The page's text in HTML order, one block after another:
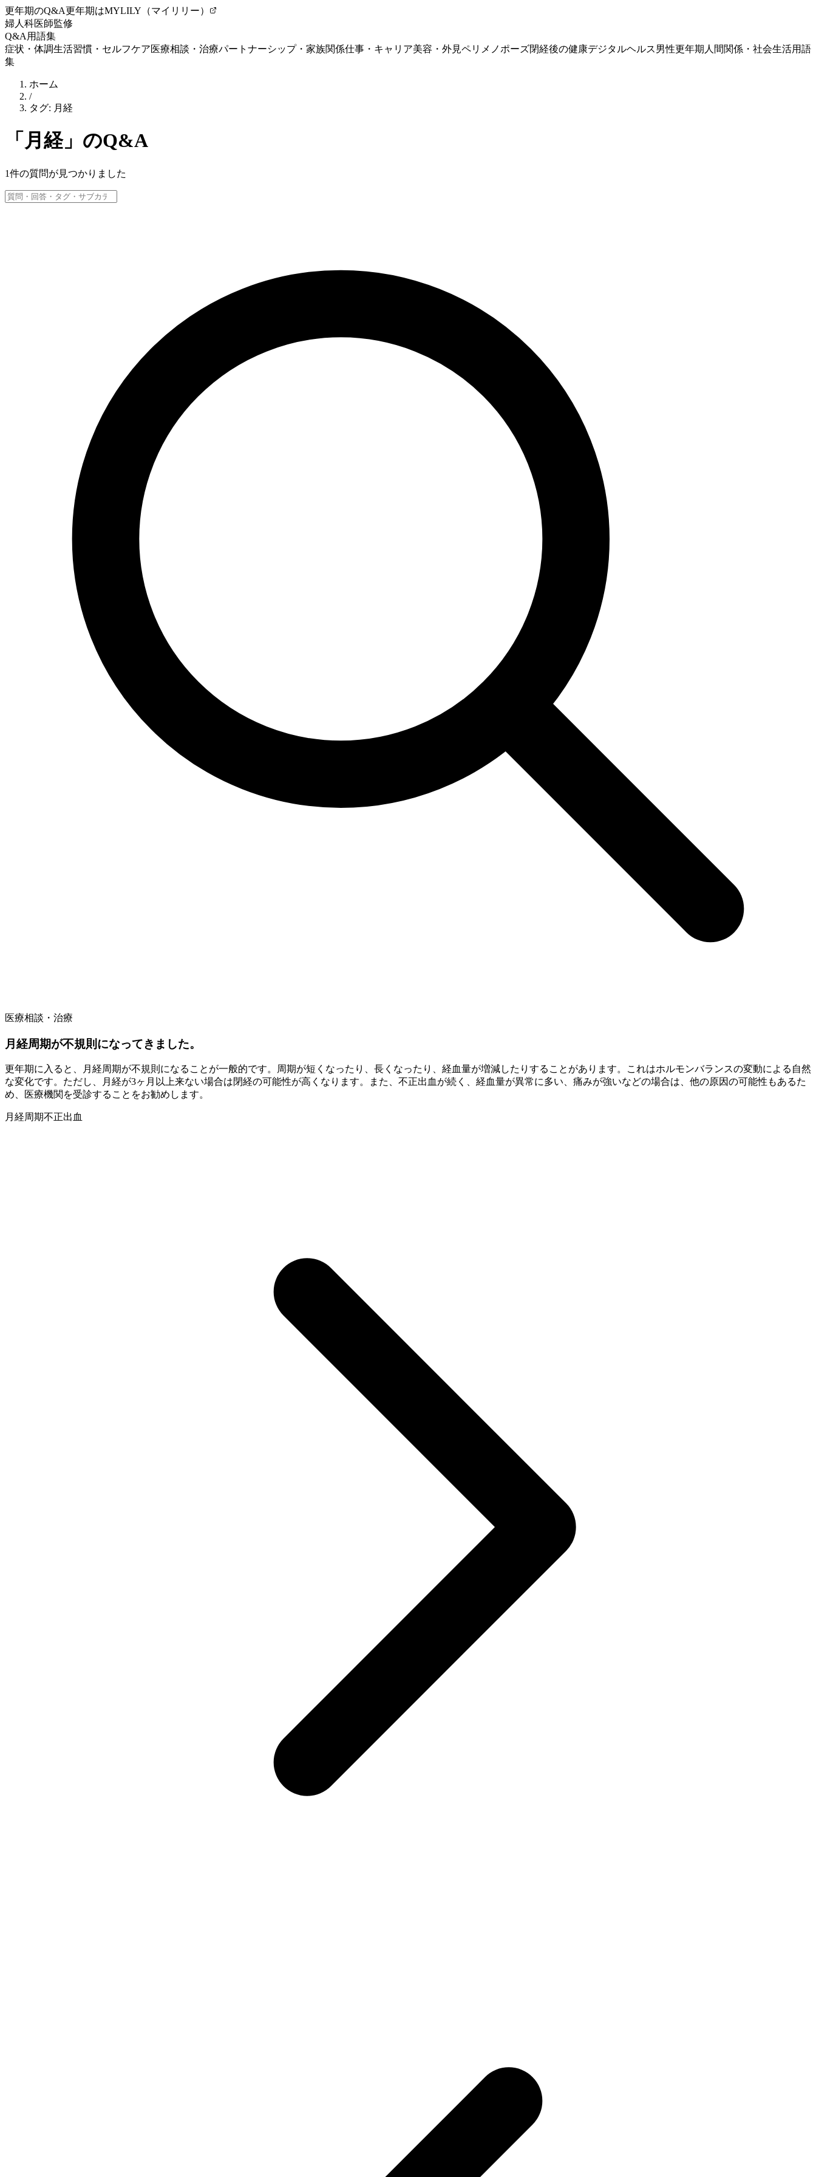
更年期のQ&A更年期はMYLILY（マイリリー）
婦人科医師監修
Q&A 用語集
症状・体調生活習慣・セルフケア医療相談・治療パートナーシップ・家族関係仕事・キャリア美容・外見ペリメノポーズ閉経後の健康デジタルヘルス男性更年期 人間関係・社会生活用語
集
ホーム
/
タグ: 月経
「 月経」のQ&A
1件の質問が見つかりました
医療相談・治療
月経周期が不規則になってきました。
更年期に入ると、月経周期が不規則になることが一般的です。周期が短くなったり、長くなったり、経血量が増減したりすることがあります。これはホルモンバランスの変動による自然
な変化です。ただし、月経が3ヶ月以上来ない場合は閉経の可能性が高くなります。また、不正出血が続く、経血量が異常に多い、痛みが強いなどの場合は、他の原因の可能性もあるた
め、医療機関を受診することをお勧めします。
月経周期不正出血